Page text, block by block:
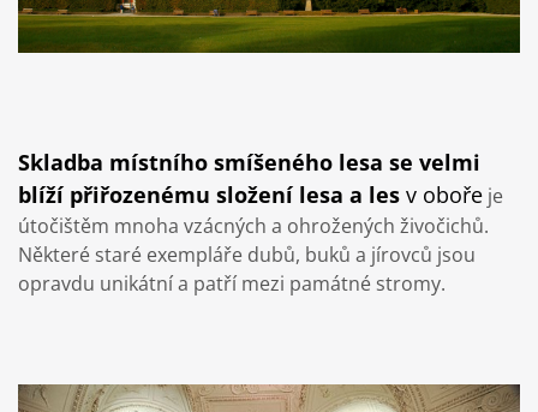
Skladba místního smíšeného lesa se velmi
blíží přiřozenému složení lesa a les v oboře je
útočištěm mnoha vzácných a ohrožených živočichů.
Některé staré exempláře dubů, buků a jírovců jsou
opravdu unikátní a patří mezi památné stromy.